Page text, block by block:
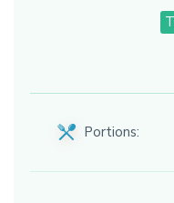
Portions: